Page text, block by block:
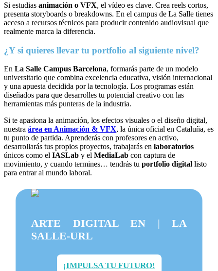
Si estudias animación o VFX, el vídeo es clave. Crea reels cortos,
presenta storyboards o breakdowns. En el campus de La Salle tienes
acceso a recursos técnicos para producir contenido audiovisual que
realmente marca la diferencia.
¿Y si quieres llevar tu portfolio al siguiente nivel?
En La Salle Campus Barcelona, formarás parte de un modelo
universitario que combina excelencia educativa, visión internacional
y una apuesta decidida por la tecnología. Los programas están
diseñados para que desarrolles tu potencial creativo con las
herramientas más punteras de la industria.
Si te apasiona la animación, los efectos visuales o el diseño digital,
nuestra área en Animación & VFX, la única oficial en Cataluña, es
tu punto de partida. Aprenderás con profesores en activo,
desarrollarás tus propios proyectos, trabajarás en laboratorios
únicos como el IASLab y el MediaLab con captura de
movimiento, y cuando termines… tendrás tu portfolio digital listo
para entrar al mundo laboral.
ARTE DIGITAL EN | LA
SALLE-URL
¡IMPULSA TU FUTURO!